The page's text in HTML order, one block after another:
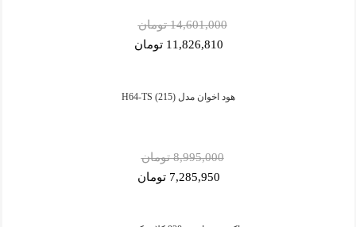
14,601,000 تومان
11,826,810 تومان
هود اخوان مدل H64-TS (215)
8,995,000 تومان
7,285,950 تومان